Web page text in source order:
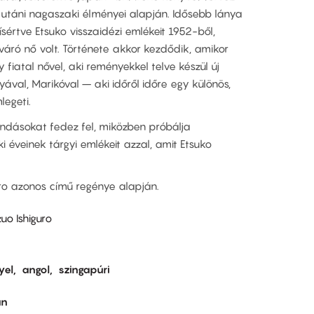
nagaszaki élményei alapján. Idősebb lánya
Etsuko visszaidézi emlékeit 1952-ből,
nő volt. Története akkor kezdődik, amikor
fiatal nővel, aki reményekkel telve készül új
Marikóval – aki időről időre egy különös,
fedez fel, miközben próbálja
éveinek tárgyi emlékeit azzal, amit Etsuko
azonos című regénye alapján.
Ishiguro
angol
szingapúri